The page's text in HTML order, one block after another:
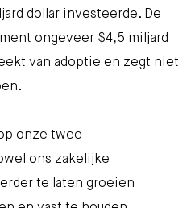
dollar investeerde. De
ongeveer $4,5 miljard
van adoptie en zegt niet
onze twee
ons zakelijke
te laten groeien